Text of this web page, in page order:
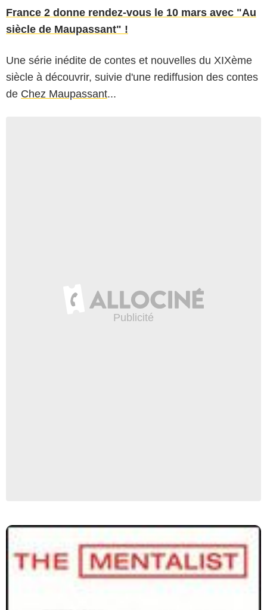
France 2 donne rendez-vous le 10 mars avec "Au
siècle de Maupassant" !
Une série inédite de contes et nouvelles du XIXème
siècle à découvrir, suivie d'une rediffusion des contes
de Chez Maupassant...